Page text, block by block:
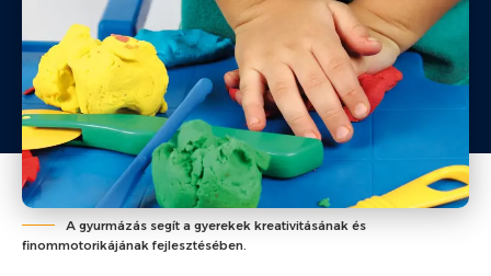
A gyurmázás segít a gyerekek kreativitásának és
finommotorikájának fejlesztésében.